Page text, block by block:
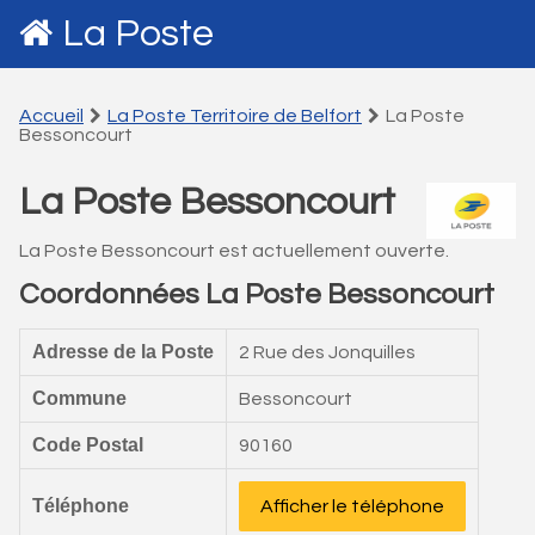
La Poste
Accueil La Poste Territoire de Belfort
La Poste
Bessoncourt
La Poste Bessoncourt
La Poste Bessoncourt est actuellement ouverte.
Coordonnées La Poste Bessoncourt
Adresse de la Poste 2 Rue des Jonquilles
Commune Bessoncourt
Code Postal 90160
Téléphone Afficher le téléphone